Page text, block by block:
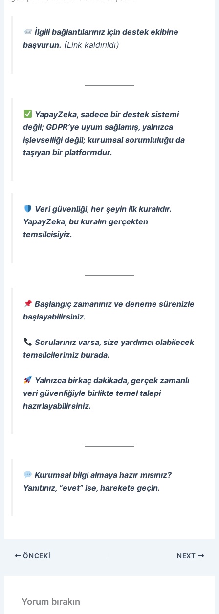
İlgili bağlantılarınız için destek ekibine
başvurun. (Link kaldırıldı)
YapayZeka, sadece bir destek sistemi
değil; GDPR’ye uyum sağlamış, yalnızca
işlevselliği değil; kurumsal sorumluluğu da
taşıyan bir platformdur.
Veri güvenliği, her şeyin ilk kuralıdır.
YapayZeka, bu kuralın gerçekten
temsilcisiyiz.
Başlangıç zamanınız ve deneme sürenizle
başlayabilirsiniz.
Sorularınız varsa, size yardımcı olabilecek
temsilcilerimiz burada.
Yalnızca birkaç dakikada, gerçek zamanlı
veri güvenliğiyle birlikte temel talepi
hazırlayabilirsiniz.
Kurumsal bilgi almaya hazır mısınız?
Yanıtınız, “evet” ise, harekete geçin.
ÖNCEKI NEXT
Yorum bırakın